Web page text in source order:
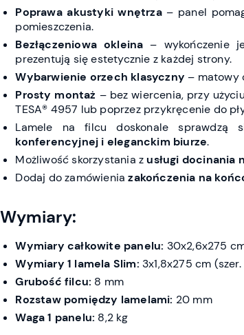
Poprawa akustyki wnętrza– panel
pomieszczenia.
Bezłączeniowa okleina – wykończenie
prezentują się estetycznie z każdej strony.
Wybarwienie orzech klasyczny – matowy
Prosty montaż – bez wiercenia, przy
TESA® 4957 lub poprzez przykręcenie do
Lamele na filcu doskonale
konferencyjnej i eleganckim biurze.
Możliwość skorzystania zusługi docinania
Dodaj do zamówieniazakończenia na
Wymiary:
Wymiary całkowite panelu: 30x2,6x275
Wymiary 1 lamela Slim: 3x1,8x275 cm (szer.
Grubość filcu: 8 mm
Rozstaw pomiędzy lamelami: 20 mm
Waga 1 panelu: 8,2 kg